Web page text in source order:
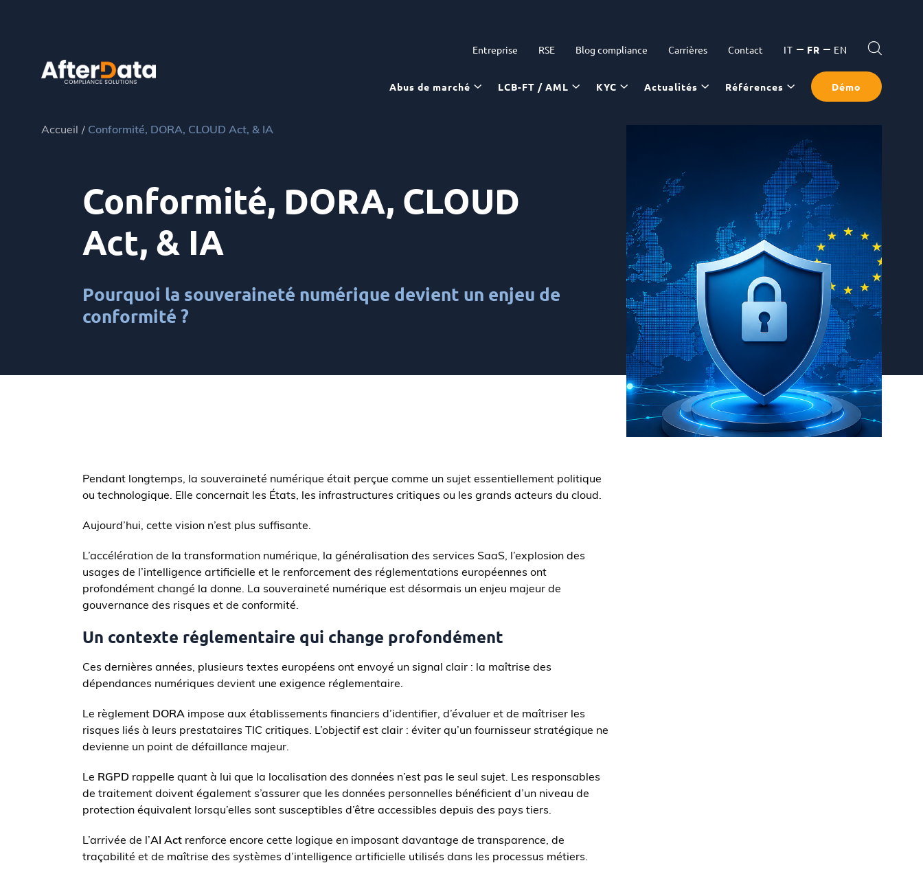
Entreprise RSE Blog compliance Carrières Contact IT FR EN
Abus de marché LCB-FT / AML KYC Actualités Références Démo
Accueil Conformité, DORA, CLOUD Act, & IA
Conformité, DORA, CLOUD
Act, & IA
Pourquoi la souveraineté numérique devient un enjeu de
conformité ?
Pendant longtemps, la souveraineté numérique était perçue comme un sujet essentiellement politique
ou technologique. Elle concernait les États, les infrastructures critiques ou les grands acteurs du cloud.
Aujourd’hui, cette vision n’est plus suffisante.
L’accélération de la transformation numérique, la généralisation des services SaaS, l’explosion des
usages de l’intelligence artificielle et le renforcement des réglementations européennes ont
profondément changé la donne. La souveraineté numérique est désormais un enjeu majeur de
gouvernance des risques et de conformité.
Un contexte réglementaire qui change profondément
Ces dernières années, plusieurs textes européens ont envoyé un signal clair : la maîtrise des
dépendances numériques devient une exigence réglementaire.
Le règlement DORA impose aux établissements financiers d’identifier, d’évaluer et de maîtriser les
risques liés à leurs prestataires TIC critiques. L’objectif est clair : éviter qu’un fournisseur stratégique ne
devienne un point de défaillance majeur.
Le RGPD rappelle quant à lui que la localisation des données n’est pas le seul sujet. Les responsables
de traitement doivent également s’assurer que les données personnelles bénéficient d’un niveau de
protection équivalent lorsqu’elles sont susceptibles d’être accessibles depuis des pays tiers.
L’arrivée de l’AI Act renforce encore cette logique en imposant davantage de transparence, de
traçabilité et de maîtrise des systèmes d’intelligence artificielle utilisés dans les processus métiers.